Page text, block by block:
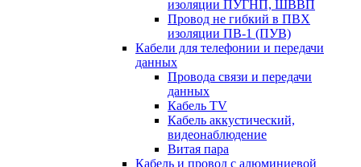
изоляции ПУГНП, ШВВП
Провод не гибкий в ПВХ
изоляции ПВ-1 (ПУВ)
Кабели для телефонии и передачи
данных
Провода связи и передачи
данных
Кабель TV
Кабель аккустический,
видеонаблюдение
Витая пара
Кабель и провод с алюминиевой